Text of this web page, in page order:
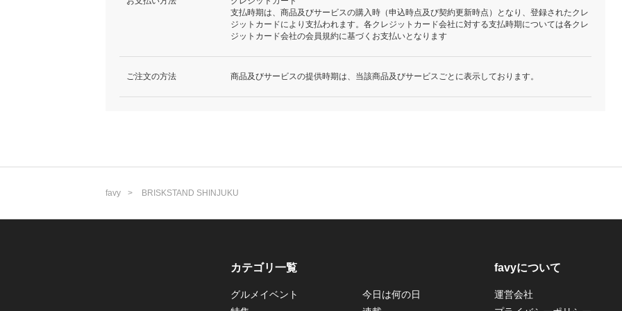
支払時期は、商品及びサービスの購入時（申込時点及び契約更新時点）となり、登録されたクレ
ジットカードにより支払われます。各クレジットカード会社に対する支払時期については各クレ
ジットカード会社の会員規約に基づくお支払いとなります
ご注文の方法 商品及びサービスの提供時期は、当該商品及びサービスごとに表示しております。
favy BRISKSTAND SHINJUKU
カテゴリ一覧
グルメイベント
今日は何の日
favyについて
運営会社